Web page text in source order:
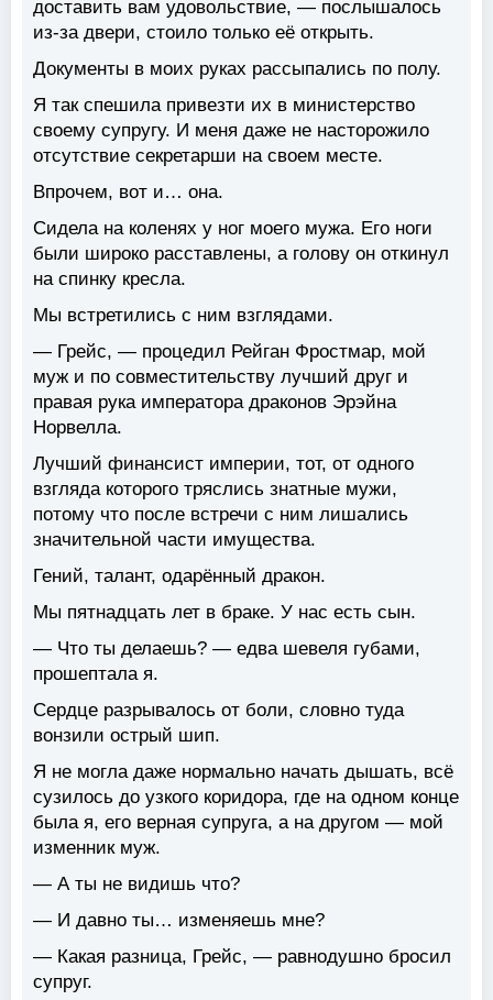
доставить вам удовольствие, — послышалось
из-за двери, стоило только её открыть.
Документы в моих руках рассыпались по полу.
Я так спешила привезти их в министерство
своему супругу. И меня даже не насторожило
отсутствие секретарши на своем месте.
Впрочем, вот и… она.
Сидела на коленях у ног моего мужа. Его ноги
были широко расставлены, а голову он откинул
на спинку кресла.
Мы встретились с ним взглядами.
— Грейс, — процедил Рейган Фростмар, мой
муж и по совместительству лучший друг и
правая рука императора драконов Эрэйна
Норвелла.
Лучший финансист империи, тот, от одного
взгляда которого тряслись знатные мужи,
потому что после встречи с ним лишались
значительной части имущества.
Гений, талант, одарённый дракон.
Мы пятнадцать лет в браке. У нас есть сын.
— Что ты делаешь? — едва шевеля губами,
прошептала я.
Сердце разрывалось от боли, словно туда
вонзили острый шип.
Я не могла даже нормально начать дышать, всё
сузилось до узкого коридора, где на одном конце
была я, его верная супруга, а на другом — мой
изменник муж.
— А ты не видишь что?
— И давно ты… изменяешь мне?
— Какая разница, Грейс, — равнодушно бросил
супруг.